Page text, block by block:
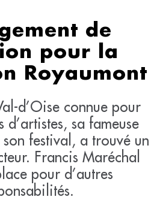
de
pour la
Royaumont
d’Oise connue pour
d’artistes, sa fameuse
festival, a trouvé un
Francis Maréchal
pour d’autres